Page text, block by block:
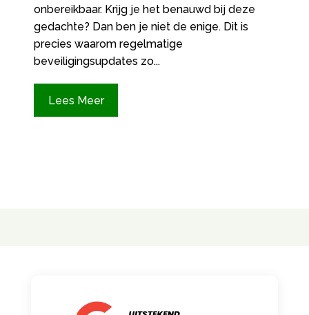
onbereikbaar. Krijg je het benauwd bij deze
gedachte? Dan ben je niet de enige. Dit is
precies waarom regelmatige
beveiligingsupdates zo...
Lees Meer